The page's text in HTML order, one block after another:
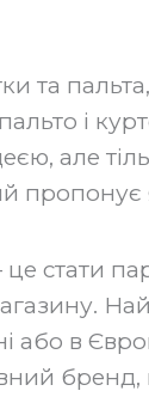
та
і
але
пропонує
стати
або в
бренд,